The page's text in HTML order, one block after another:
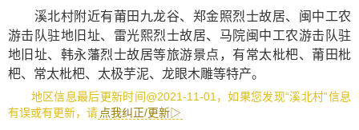
溪北村附近有莆田九龙谷、 郑金照烈士故居、 闽中工农
游击队驻地旧址、 雷光熙烈士故居、 马院闽中工农游击队驻
地旧址、 韩永藩烈士故居等旅游景点，有常太枇杷、 莆田枇
杷、 常太枇杷、 太极芋泥、 龙眼木雕等特产。
地区信息最后更新时间@2021-11-01，如果您发现“溪北村”信息
有误或有更新，请 点我纠正/更新▷